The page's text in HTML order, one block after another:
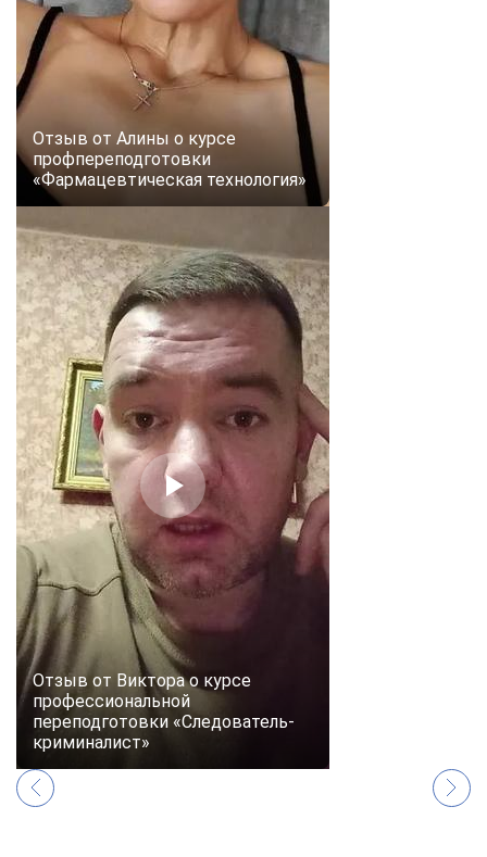
Отзыв от Алины о курсе
профпереподготовки
«Фармацевтическая технология»
Отзыв от Виктора о курсе
профессиональной
переподготовки «Следователь-
криминалист»
ChatApp
online
Мессенджеры
Свяжитесь с нами через любой удобный мессенджер!
Telegram
Vkontakte
Max